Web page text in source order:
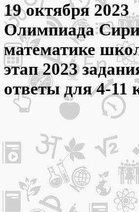
19 октября 2023
Олимпиада
математике
этап 2023
ответы для 4-11